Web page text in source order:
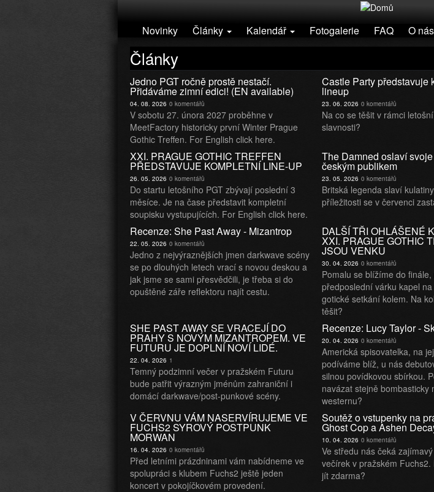
Novinky Články Kalendář Fotogalerie FAQ O nás
Články
Jedno PGT ročně prostě nestačí.
Přidáváme zimní edici! (EN available)
04. 08. 2026 0 komentářů
V sobotu 27. února 2027 proběhne v
MeetFactory historicky první Winter Prague
Gothic Treffen. For English click here.
Castle Party představuje
lineup
23. 06. 2026 0 komentářů
Na co se těšit v rámci
slavnosti?
XXI. PRAGUE GOTHIC TREFFEN
PŘEDSTAVUJE KOMPLETNÍ LINE-UP
26. 05. 2026 0 komentářů
Do startu letošního PGT zbývají poslední 3
měsíce. Je na čase představit kompletní
soupisku vystupujících. For English click here.
The Damned oslaví
českým publikem
23. 05. 2026 0 komentářů
Britská legenda slaví
příležitosti se v červenci
Recenze: She Past Away - Mizantrop
22. 05. 2026 0 komentářů
Jedno z nejvýraznějších jmen darkwave scény
se po dlouhých letech vrací s novou deskou a
jak jsme se sami přesvědčili, je třeba si do
opuštěné záře reflektoru najít cestu.
DALŠÍ TŘI OHLÁŠENÉ
XXI. PRAGUE GOTHIC
JSOU VENKU
30. 04. 2026 0 komentářů
Pomalu se blížíme do
předposlední várku kapel
gotické setkání kolem. Na
těšit?
SHE PAST AWAY SE VRACEJÍ DO
PRAHY S NOVÝM MIZANTROPEM. VE
FUTURU JE DOPLNÍ NOVÍ LIDÉ.
22. 04. 2026 1
Temný podzimní večer v pražském Futuru
bude patřit výrazným jménům zahraniční i
domácí darkwave/post-punkové scény.
Recenze: Lucy Taylor -
20. 04. 2026 0 komentářů
Americká spisovatelka, na
podíváme blíž, u nás
silnou povídkovou sbírkou.
navázat stejně bombasticky
westernu?
V ČERVNU VÁM NASERVÍRUJEME VE
FUCHS2 SYROVÝ POSTPUNK
MORWAN
16. 04. 2026 0 komentářů
Před letními prázdninami vám nabídneme ve
spolupráci s klubem Fuchs2 ještě jeden
koncert v pokojíčkovém provedení.
Soutěž o vstupenky na
Ghost Cop a Ashen
10. 04. 2026 0 komentářů
Ve středu nás čeká
večírek v pražském
jít zdarma?